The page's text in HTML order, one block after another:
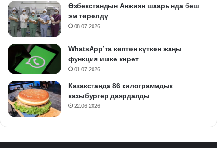
Өзбекстандын Анжиян шаарында беш
эм төрөлдү
08.07.2026
WhatsApp’та көптөн күткөн жаңы
функция ишке кирет
01.07.2026
Казакстанда 86 килограммдык
казыбургер даярдалды
22.06.2026